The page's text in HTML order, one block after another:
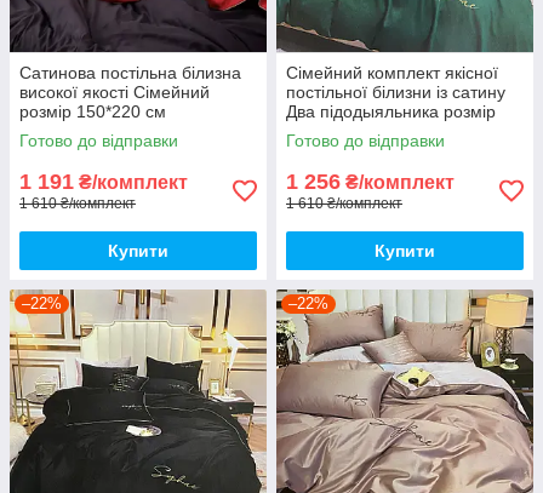
Сатинова постільна білизна
високої якості Сімейний
розмір 150*220 см
Готово до відправки
1 191 ₴/комплект
1 610 ₴/комплект
Купити
Сімейний комплект якісної
постільної білизни із сатину
Два підодыяльника розмір
150*220 см
Готово до відправки
1 256 ₴/комплект
1 610 ₴/комплект
Купити
–22% –22%